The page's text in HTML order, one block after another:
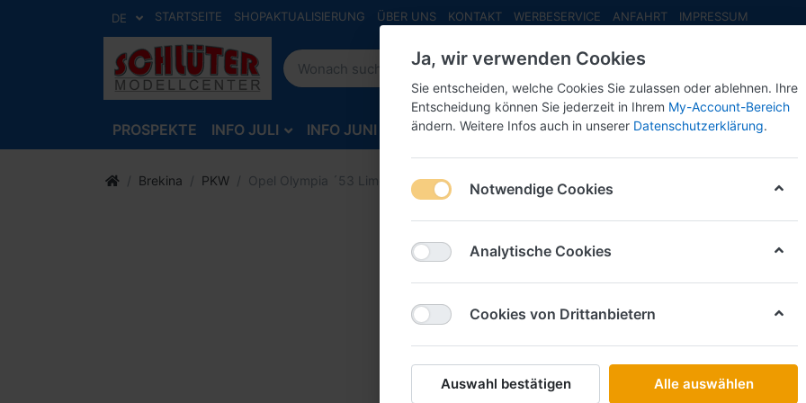
DE STARTSEITE SHOPAKTUALISIERUNG ÜBER UNS KONTAKT WERBESERVICE ANFAHRT IMPRESSUM
PROSPEKTE INFO JULI INFO JUNI INFO MAI NEU EINGETROFFEN NEUHEITEN
Brekina PKW Opel Olympia ´53 Limousine -schwarz-
Brekina
Opel
schwarz-
15,50 €
Ja, wir verwenden Cookies
Sie entscheiden, welche Cookies Sie zulassen oder ablehnen. Ihre
Entscheidung können Sie jederzeit in Ihrem My-Account-Bereich
ändern. Weitere Infos auch in unserer Datenschutzerklärung.
Notwendige Cookies
Analytische Cookies
Cookies von Drittanbietern
Auswahl bestätigen Alle auswählen